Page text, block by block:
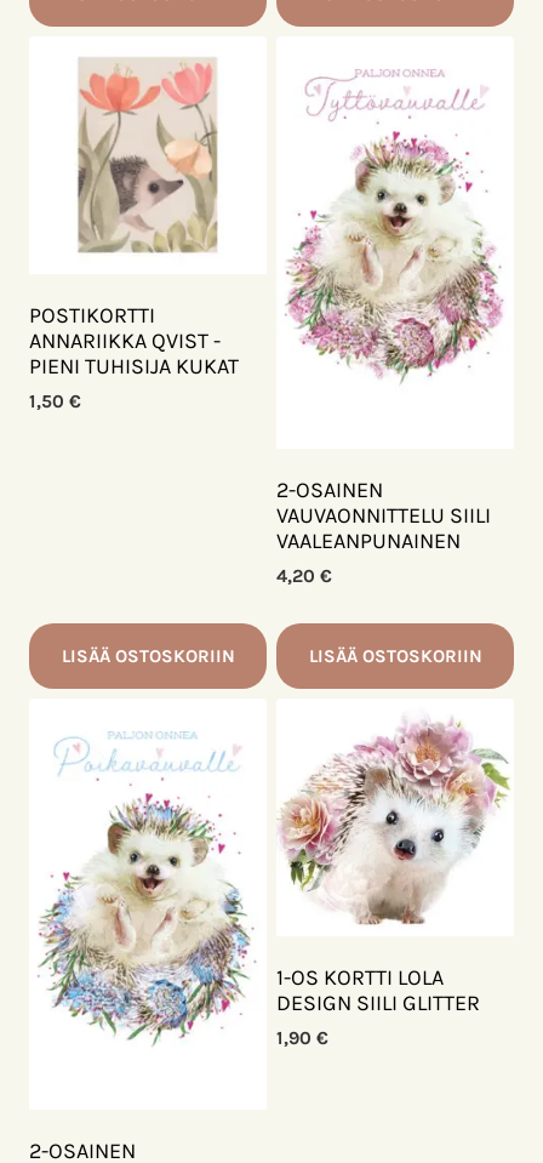
POSTIKORTTI
ANNARIIKKA QVIST -
PIENI TUHISIJA KUKAT
1,50 €
LISÄÄ OSTOSKORIIN
2-OSAINEN
VAUVAONNITTELU SIILI
VAALEANPUNAINEN
4,20 €
LISÄÄ OSTOSKORIIN
2-OSAINEN
1-OS KORTTI LOLA
DESIGN SIILI GLITTER
1,90 €